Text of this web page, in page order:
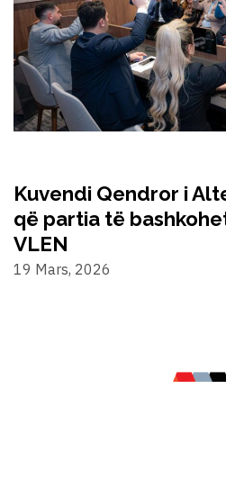
Kuvendi Qendror i
që partia të
VLEN
19 Mars, 2026